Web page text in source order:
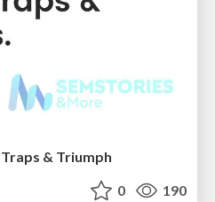
& Triumph
0 190